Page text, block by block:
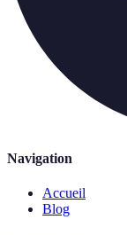
Navigation
Accueil
Blog